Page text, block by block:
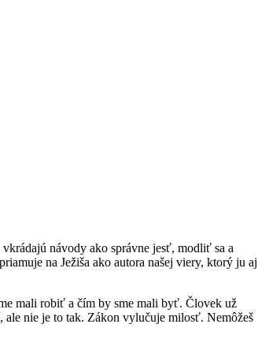
návody ako správne jesť, modliť sa a
na Ježiša ako autora našej viery, ktorý ju aj
mali robiť a čím by sme mali byť. Človek už
ale nie je to tak. Zákon vylučuje milosť. Nemôžeš